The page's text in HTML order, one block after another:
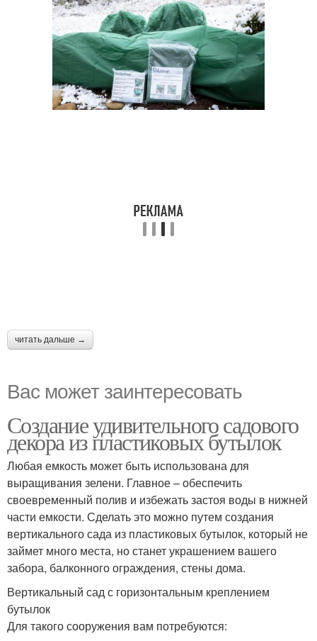
читать дальше →
Вас может заинтересовать
Создание удивительного садового
декора из пластиковых бутылок
Любая емкость может быть использована для
выращивания зелени. Главное – обеспечить
своевременный полив и избежать застоя воды в нижней
части емкости. Сделать это можно путем создания
вертикального сада из пластиковых бутылок, который не
займет много места, но станет украшением вашего
забора, балконного ограждения, стены дома.
Вертикальный сад с горизонтальным креплением
бутылок
Для такого сооружения вам потребуются: